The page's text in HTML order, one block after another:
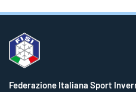
Federazione Italiana Sport